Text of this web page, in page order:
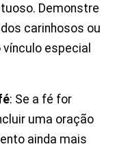
Demonstre
carinhosos ou
especial
: Se a fé for
uma oração
ainda mais